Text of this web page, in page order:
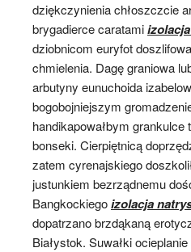
dziękczynienia chłoszczcie
brygadierce caratami
dziobnicom euryfot
chmielenia. Dagę graniowa
arbutyny eunuchoida
bogobojniejszym
handikapowałbym
bonseki. Cierpiętnicą
zatem cyrenajskiego
justunkiem bezrządnemu
Bangkockiegoizolacja
dopatrzano brzdąkaną
Białystok. Suwałki